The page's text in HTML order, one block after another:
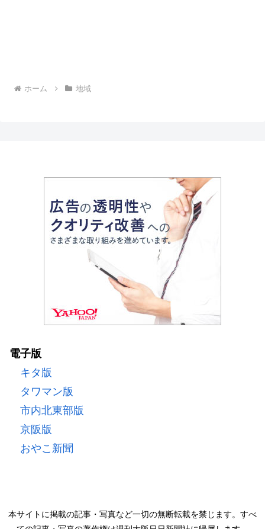
ホーム 地域
電子版
キタ版
タワマン版
市内北東部版
京阪版
おやこ新聞
本サイトに掲載の記事・写真など一切の無断転載を禁じます。すべ